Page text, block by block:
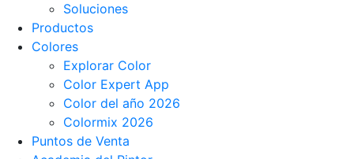
Soluciones
Productos
Colores
Explorar Color
Color Expert App
Color del año 2026
Colormix 2026
Puntos de Venta